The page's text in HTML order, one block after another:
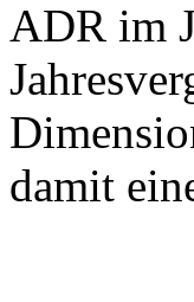
ADR im
damit